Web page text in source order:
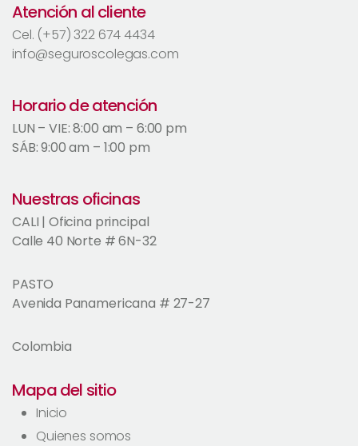
Atención al cliente
Cel. (+57) 322 674 4434
info@seguroscolegas.com
Horario de atención
LUN – VIE: 8:00 am – 6:00 pm
SÁB: 9:00 am – 1:00 pm
Nuestras oficinas
CALI | Oficina principal
Calle 40 Norte # 6N-32
PASTO
Avenida Panamericana # 27-27
Colombia
Mapa del sitio
Inicio
Quienes somos